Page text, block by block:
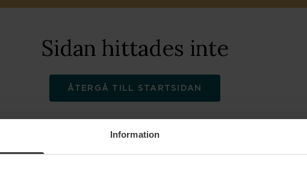
Information
Sidan hittades inte
ÅTERGÅ TILL STARTSIDAN